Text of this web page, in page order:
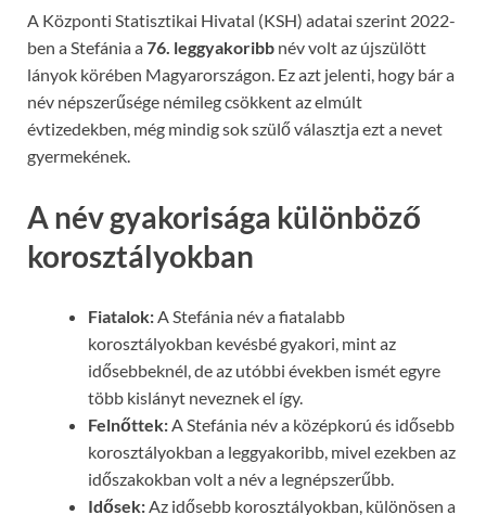
A Központi Statisztikai Hivatal (KSH) adatai szerint 2022-
ben a Stefánia a76. leggyakoribb név volt az újszülött
lányok körében Magyarországon. Ez azt jelenti, hogy bár a
név népszerűsége némileg csökkent az elmúlt
évtizedekben, még mindig sok szülő választja ezt a nevet
gyermekének.
A név gyakorisága különböző
korosztályokban
Fiatalok: A Stefánia név a fiatalabb
korosztályokban kevésbé gyakori, mint az
idősebbeknél, de az utóbbi években ismét egyre
több kislányt neveznek el így.
Felnőttek: A Stefánia név a középkorú és idősebb
korosztályokban a leggyakoribb, mivel ezekben az
időszakokban volt a név a legnépszerűbb.
Idősek: Az idősebb korosztályokban, különösen a